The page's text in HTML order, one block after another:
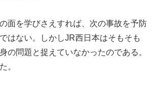
面を学びさえすれば、次の事故を予防
はない。しかしJR西日本はそもそも
の問題と捉えていなかったのである。
。